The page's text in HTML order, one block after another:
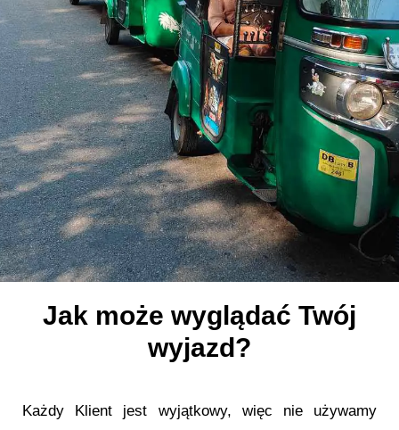
Jak może wyglądać Twój
wyjazd?
Każdy Klient jest wyjątkowy, więc nie używamy